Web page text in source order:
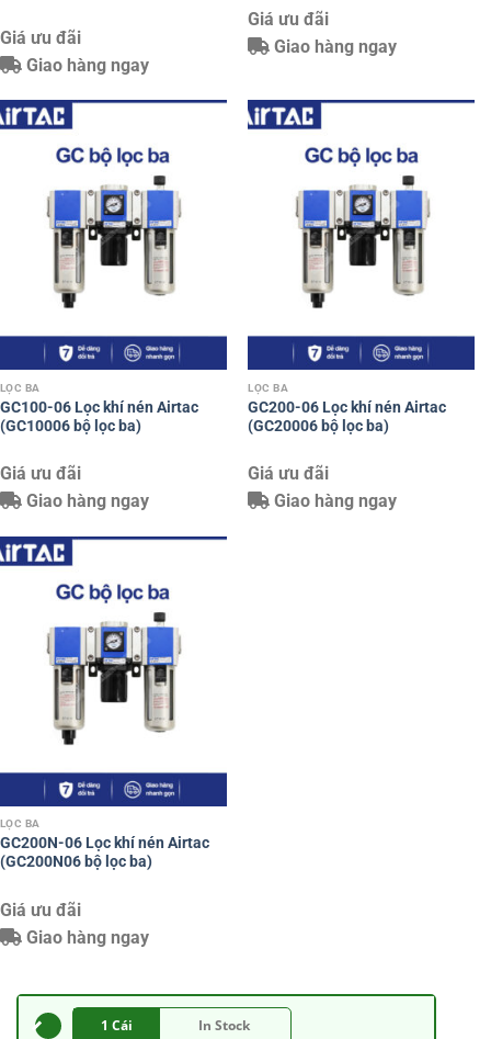
Giá ưu đãi
Giao hàng ngay
Giá ưu đãi
Giao hàng ngay
LỌC BA
GC100-06 Lọc khí nén Airtac
(GC10006 bộ lọc ba)
Giá ưu đãi
Giao hàng ngay
LỌC BA
GC200-06 Lọc khí nén Airtac
(GC20006 bộ lọc ba)
Giá ưu đãi
Giao hàng ngay
LỌC BA
GC200N-06 Lọc khí nén Airtac
(GC200N06 bộ lọc ba)
Giá ưu đãi
Giao hàng ngay
1 Cái In Stock